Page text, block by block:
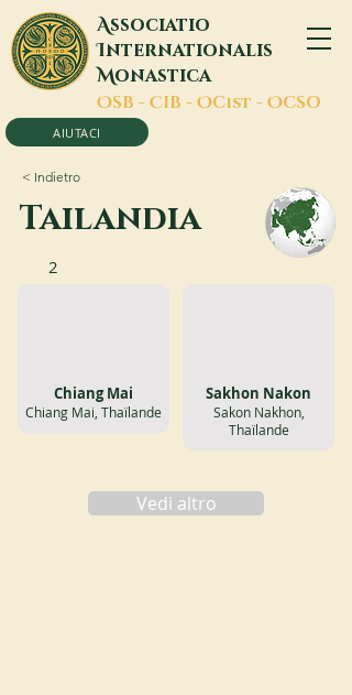
Associatio
Internationalis
Monastica
OSB - CIB - OCist - OCSO
AIUTACI
< Indietro
Tailandia
2
Chiang Mai
Chiang Mai, Thaïlande
Sakhon Nakon
Sakon Nakhon,
Thaïlande
Vedi altro